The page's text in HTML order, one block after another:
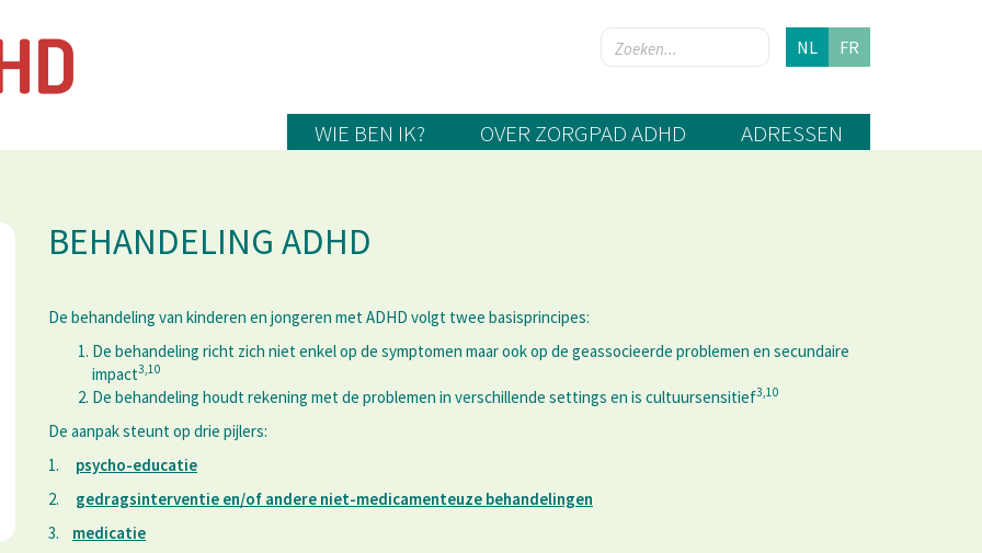
NL FR
WIE BEN IK? OVER ZORGPAD ADHD ADRESSEN
BEHANDELING ADHD
De behandeling van kinderen en jongeren met ADHD volgt twee basisprincipes:
De behandeling richt zich niet enkel op de symptomen maar ook op de geassocieerde problemen en secundaire
impact3,10
De behandeling houdt rekening met de problemen in verschillende settings en is cultuursensitief3,10
De aanpak steunt op drie pijlers:
1. psycho-educatie
2. gedragsinterventie en/of andere niet-medicamenteuze behandelingen
3. medicatie